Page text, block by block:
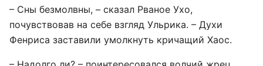
– Сны безмолвны, – сказал Рваное Ухо,
почувствовав на себе взгляд Ульрика. – Духи
Фенриса заставили умолкнуть кричащий Хаос.